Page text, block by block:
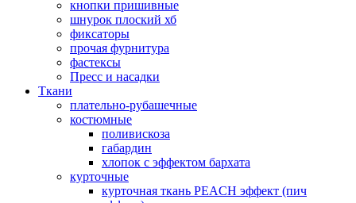
кнопки пришивные
шнурок плоский хб
фиксаторы
прочая фурнитура
фастексы
Пресс и насадки
Ткани
плательно-рубашечные
костюмные
поливискоза
габардин
хлопок с эффектом бархата
курточные
курточная ткань PEACH эффект (пич